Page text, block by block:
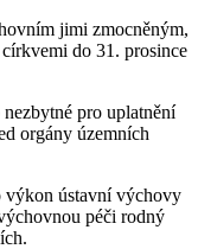
jimi zmocněným,
do 31. prosince
pro uplatnění
orgány územních
výkon ústavní výchovy
péči rodný